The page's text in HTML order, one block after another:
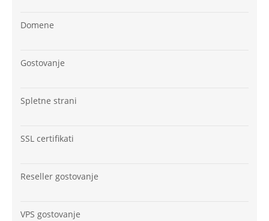
Domene
Gostovanje
Spletne strani
SSL certifikati
Reseller gostovanje
VPS gostovanje